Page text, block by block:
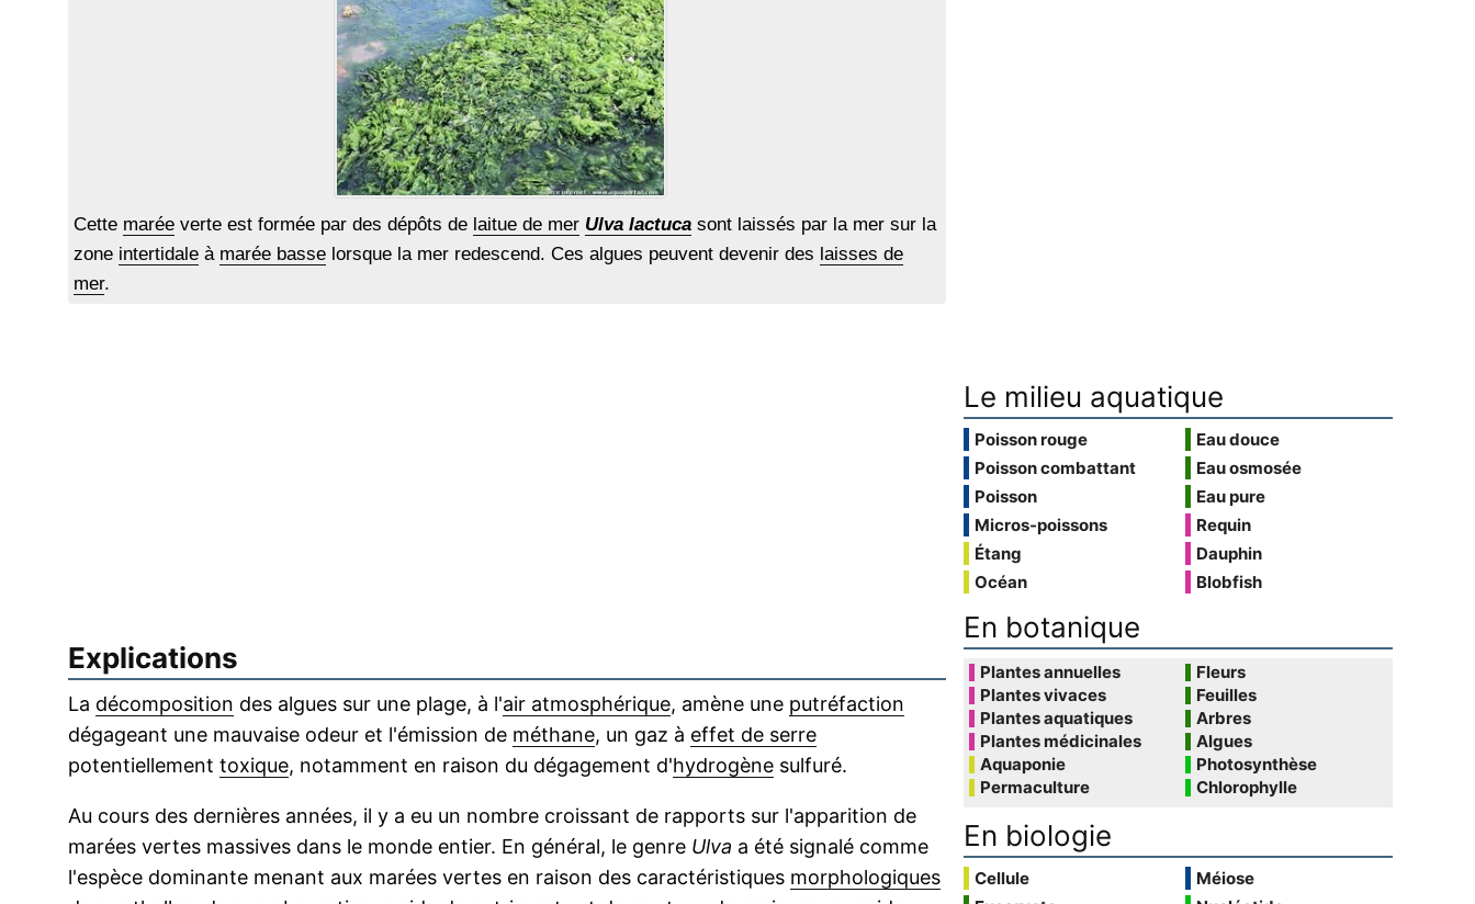
Cette marée verte est formée par des dépôts de laitue de mer Ulva lactuca sont laissés par la mer sur la
zone intertidale à marée basse lorsque la mer redescend. Ces algues peuvent devenir des laisses de
mer.
Explications
La décomposition des algues sur une plage, à l'air atmosphérique, amène une putréfaction
dégageant une mauvaise odeur et l'émission de méthane, un gaz à effet de serre
potentiellement toxique, notamment en raison du dégagement d'hydrogène sulfuré.
Au cours des dernières années, il y a eu un nombre croissant de rapports sur l'apparition de
marées vertes massives dans le monde entier. En général, le genre Ulva a été signalé comme
l'espèce dominante menant aux marées vertes en raison des caractéristiques morphologiques
Le milieu aquatique
Poisson rouge
Poisson combattant
Poisson
Micros-poissons
Étang
Océan
Eau douce
Eau osmosée
Eau pure
Requin
Dauphin
Blobfish
En botanique
Plantes annuelles
Plantes vivaces
Plantes aquatiques
Plantes médicinales
Aquaponie
Permaculture
Fleurs
Feuilles
Arbres
Algues
Photosynthèse
Chlorophylle
En biologie
Cellule
Méiose